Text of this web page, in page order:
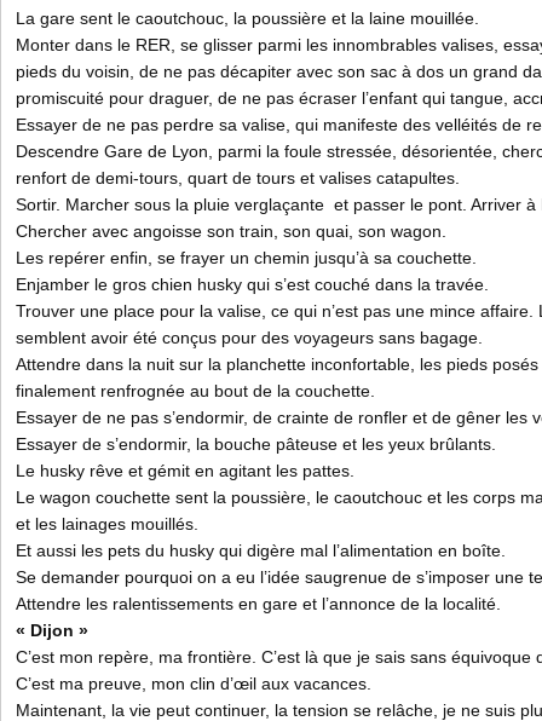
La gare sent le caoutchouc, la poussière et la laine mouillée.
Monter dans le RER, se glisser parmi les innombrables valises,
pieds du voisin, de ne pas décapiter avec son sac à dos un grand
promiscuité pour draguer, de ne pas écraser l’enfant qui tangue,
Essayer de ne pas perdre sa valise, qui manifeste des velléités de
Descendre Gare de Lyon, parmi la foule stressée, désorientée,
renfort de demi-tours, quart de tours et valises catapultes.
Sortir. Marcher sous la pluie verglaçante et passer le pont. Arriver à
Chercher avec angoisse son train, son quai, son wagon.
Les repérer enfin, se frayer un chemin jusqu’à sa couchette.
Enjamber le gros chien husky qui s’est couché dans la travée.
Trouver une place pour la valise, ce qui n’est pas une mince affaire.
semblent avoir été conçus pour des voyageurs sans bagage.
Attendre dans la nuit sur la planchette inconfortable, les pieds posés
finalement renfrognée au bout de la couchette.
Essayer de ne pas s’endormir, de crainte de ronfler et de gêner les
Essayer de s’endormir, la bouche pâteuse et les yeux brûlants.
Le husky rêve et gémit en agitant les pattes.
Le wagon couchette sent la poussière, le caoutchouc et les corps
et les lainages mouillés.
Et aussi les pets du husky qui digère mal l’alimentation en boîte.
Se demander pourquoi on a eu l’idée saugrenue de s’imposer une
Attendre les ralentissements en gare et l’annonce de la localité.
« Dijon »
C’est mon repère, ma frontière. C’est là que je sais sans équivoque
C’est ma preuve, mon clin d’œil aux vacances.
Maintenant, la vie peut continuer, la tension se relâche, je ne suis